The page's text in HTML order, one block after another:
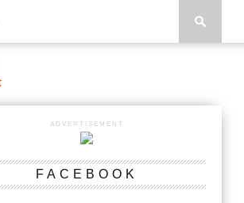
ADVERTISEMENT
FACEBOOK